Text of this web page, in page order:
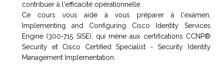
contribuer à l'efficacité opérationnelle.
Ce cours vous aide à vous préparer à l'examen,
Implementing and Configuring Cisco Identity Services
Engine (300-715 SISE), qui mène aux certifications CCNP®
Security et Cisco Certified Specialist - Security Identity
Management Implementation.